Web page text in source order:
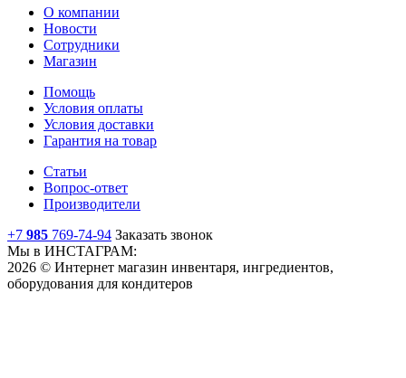
О компании
Новости
Сотрудники
Магазин
Помощь
Условия оплаты
Условия доставки
Гарантия на товар
Статьи
Вопрос-ответ
Производители
+7 985 769-74-94 Заказать звонок
Мы в ИНСТАГРАМ:
2026 © Интернет магазин инвентаря, ингредиентов,
оборудования для кондитеров